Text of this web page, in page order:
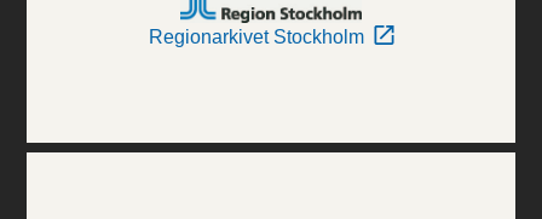
Regionarkivet Stockholm